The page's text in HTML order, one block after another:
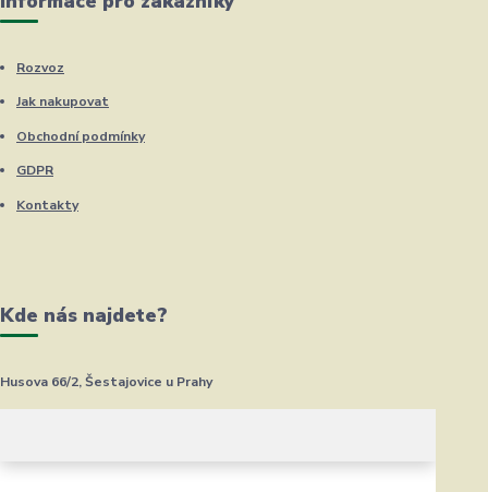
Rozvoz
Jak nakupovat
Obchodní podmínky
GDPR
Kontakty
Kde nás najdete?
Husova 66/2, Šestajovice u Prahy